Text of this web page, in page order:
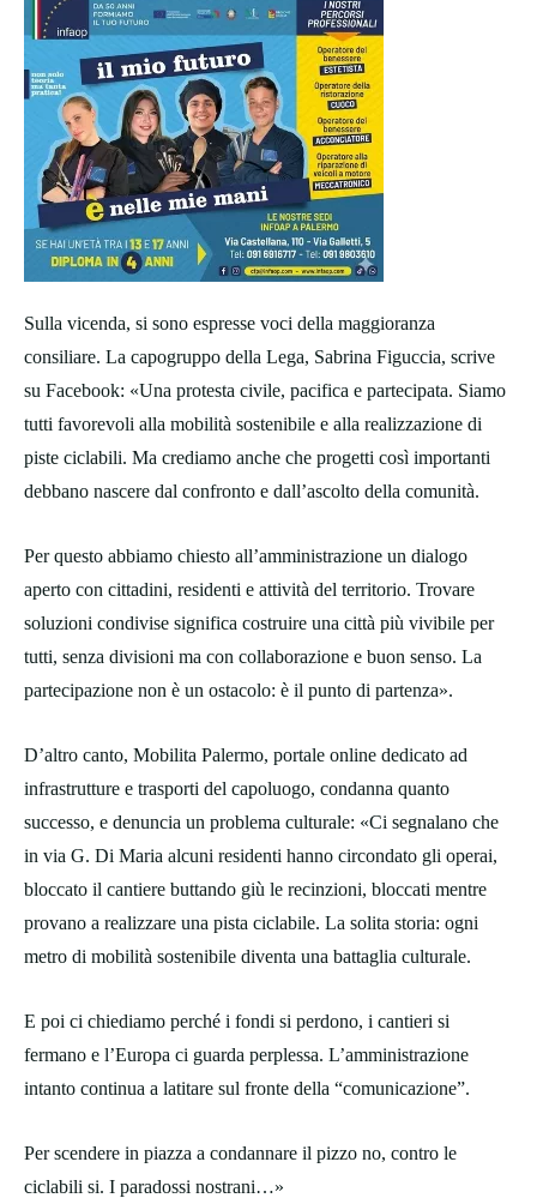
Sulla vicenda, si sono espresse voci della maggioranza
consiliare. La capogruppo della Lega, Sabrina Figuccia, scrive
su Facebook: «Una protesta civile, pacifica e partecipata. Siamo
tutti favorevoli alla mobilità sostenibile e alla realizzazione di
piste ciclabili. Ma crediamo anche che progetti così importanti
debbano nascere dal confronto e dall’ascolto della comunità.
Per questo abbiamo chiesto all’amministrazione un dialogo
aperto con cittadini, residenti e attività del territorio. Trovare
soluzioni condivise significa costruire una città più vivibile per
tutti, senza divisioni ma con collaborazione e buon senso. La
partecipazione non è un ostacolo: è il punto di partenza».
D’altro canto, Mobilita Palermo, portale online dedicato ad
infrastrutture e trasporti del capoluogo, condanna quanto
successo, e denuncia un problema culturale: «Ci segnalano che
in via G. Di Maria alcuni residenti hanno circondato gli operai,
bloccato il cantiere buttando giù le recinzioni, bloccati mentre
provano a realizzare una pista ciclabile. La solita storia: ogni
metro di mobilità sostenibile diventa una battaglia culturale.
E poi ci chiediamo perché i fondi si perdono, i cantieri si
fermano e l’Europa ci guarda perplessa. L’amministrazione
intanto continua a latitare sul fronte della “comunicazione”.
Per scendere in piazza a condannare il pizzo no, contro le
ciclabili si. I paradossi nostrani…»